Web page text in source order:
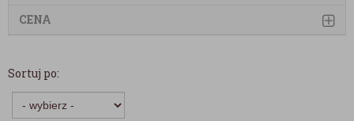
CENA
Sortuj po: